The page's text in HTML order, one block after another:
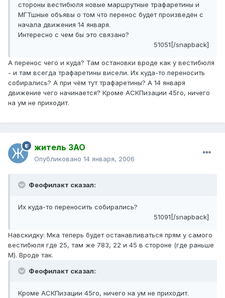
стороны вестибюля новые маршрутные трафаретины и
МГТшные объявы о том что перенос будет произведён с
начала движения 14 января.
Интересно с чем бы это связано?
51051[/snapback]
А перенос чего и куда? Там остановки вроде как у вестибюля
- и там всегда трафаретины висели. Их куда-то переносить
собирались? А при чём тут трафаретины? А 14 января
движение чего начинается? Кроме АСКПизации 45го, ничего
на ум не приходит.
житель ЗАО
Опубликовано 14 января, 2006
Феофилакт сказал:
Их куда-то переносить собирались?
51091[/snapback]
Навскидку: Мка теперь будет останавливаться прям у самого
вестибюля где 25, там же 783, 22 и 45 в стороне (где раньше
М). Вроде так.
Феофилакт сказал:
Кроме АСКПизации 45го, ничего на ум не приходит.